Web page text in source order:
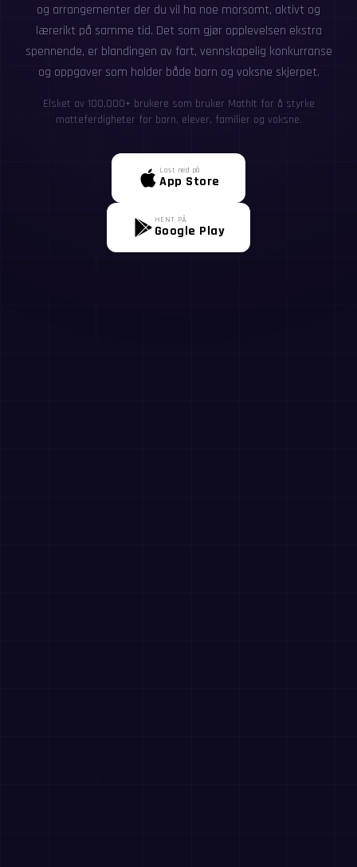
og arrangementer der du vil ha noe morsomt, aktivt og
lærerikt på samme tid. Det som gjør opplevelsen ekstra
spennende, er blandingen av fart, vennskapelig konkurranse
og oppgaver som holder både barn og voksne skjerpet.
Elsket av 100,000+ brukere som bruker MathIt for å styrke
matteferdigheter for barn, elever, familier og voksne.
Last ned på
App Store
HENT PÅ
Google Play